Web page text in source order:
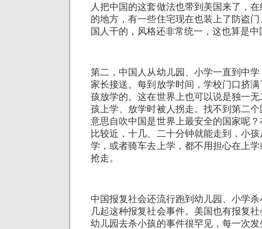
人把中国的这套做法也带到美国来了，
的地方，有一些住宅现在也装上了防盗
国人干的，风格还非常统一，这也算是
第二，中国人从幼儿园、小学一直到中
家长接送。每到放学时间，学校门口挤
孩放学的。这在世界上也可以说是独一
孩上学、放学时被人拐走。找不到第二
意思自吹中国是世界上最安全的国家呢
比较近，十几、二十分钟就能走到，小
学，或者骑车去上学，都不用担心在上
抢走。
中国报复社会还流行跑到幼儿园、小学
几起这种报复社会事件。美国也有报复
幼儿园去杀小孩的事件很罕见，每一次